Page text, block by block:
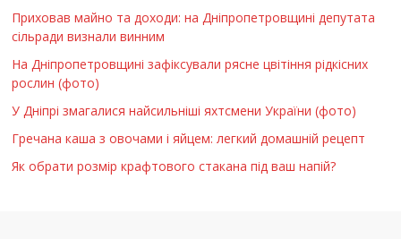
Приховав майно та доходи: на Дніпропетровщині депутата
сільради визнали винним
На Дніпропетровщині зафіксували рясне цвітіння рідкісних
рослин (фото)
У Дніпрі змагалися найсильніші яхтсмени України (фото)
Гречана каша з овочами і яйцем: легкий домашній рецепт
Як обрати розмір крафтового стакана під ваш напій?